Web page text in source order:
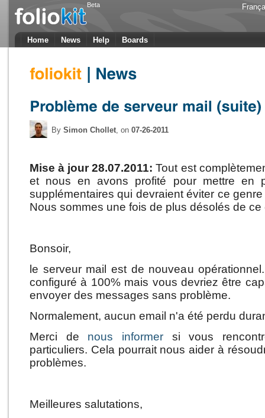
Beta
Home News Help Boards
By Simon Chollet, on 07-26-2011
Mise à jour 28.07.2011:Tout est
et nous en avons profité pour mettre en
supplémentaires qui devraient éviter ce
Nous sommes une fois de plus désolés de
Bonsoir,
le serveur mail est de nouveau
configuré à 100% mais vous devriez être
envoyer des messages sans problème.
Normalement, aucun email n'a été perdu
Merci de nous informersi vous
particuliers. Cela pourrait nous aider à
problèmes.
Meilleures salutations,